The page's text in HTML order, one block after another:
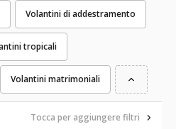
Volantini di addestramento
tropicali
Volantini matrimoniali
Tocca per aggiungere filtri